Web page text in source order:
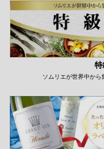
特
ソムリエが世界中から